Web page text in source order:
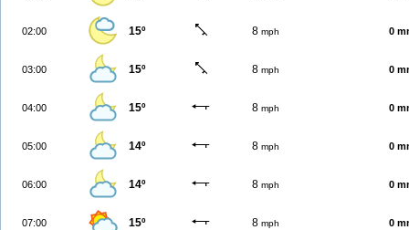
02:00 15º 8 mph 0
03:00 15º 8 mph 0
04:00 15º 8 mph 0
05:00 14º 8 mph 0
06:00 14º 8 mph 0
07:00 15º 8 mph 0